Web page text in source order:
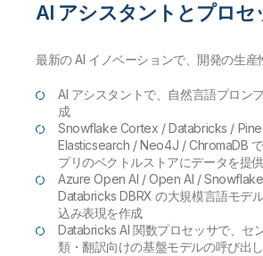
AI アシスタントとプロセ
最新の AI イノベーションで、開発の生産
AI アシスタントで、自然言語プロン
成
Snowflake Cortex / Databricks /
Elasticsearch / Neo4J / ChromaDB
プリのベクトルストアにデータを提供
Azure Open AI / Open AI /
Databricks DBRX の大規模言語モデ
込み表現を作成
Databricks AI 関数プロセッサで、セ
類・翻訳向けの基盤モデルの呼び出し